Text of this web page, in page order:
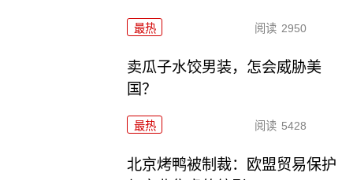
最热 阅读 2950
卖瓜子水饺男装，怎会威胁美
国？
最热 阅读 5428
北京烤鸭被制裁：欧盟贸易保护